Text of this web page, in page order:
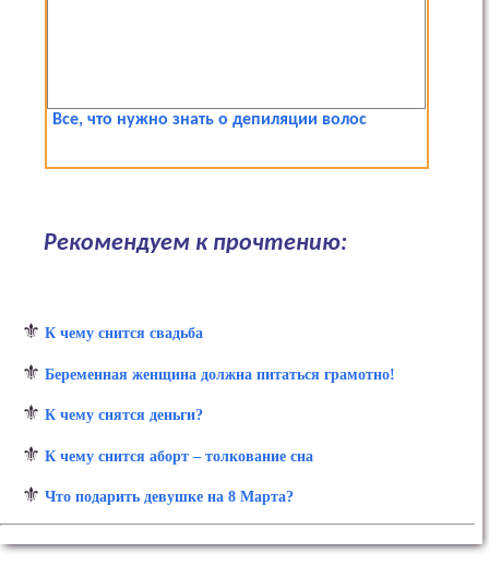
Все, что нужно знать о депиляции волос
Рекомендуем к прочтению:
⚜ К чему снится свадьба
⚜ Беременная женщина должна питаться грамотно!
⚜ К чему снятся деньги?
⚜ К чему снится аборт – толкование сна
⚜ Что подарить девушке на 8 Марта?